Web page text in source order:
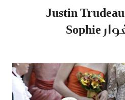
جاستن ترودو Justin Trudeau
وصوفي غريغوار Sophie